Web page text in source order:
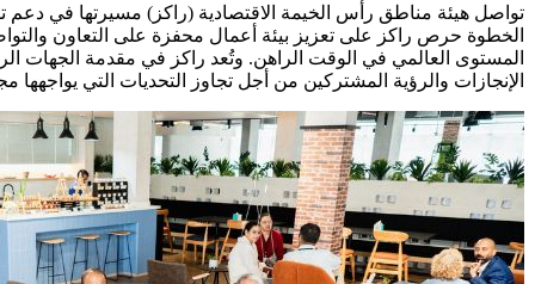
تواصل هيئة مناطق رأس الخيمة الاقتصادية (راكز) مسيرتها في دعم
الخطوة حرص راكز على تعزيز بيئة أعمال محفزة على التعاون
المستوى العالمي في الوقت الراهن. وتُعد راكز في مقدمة الجهات
الإنجازات والرؤية المشتركين من أجل تجاوز التحديات التي يواجهها